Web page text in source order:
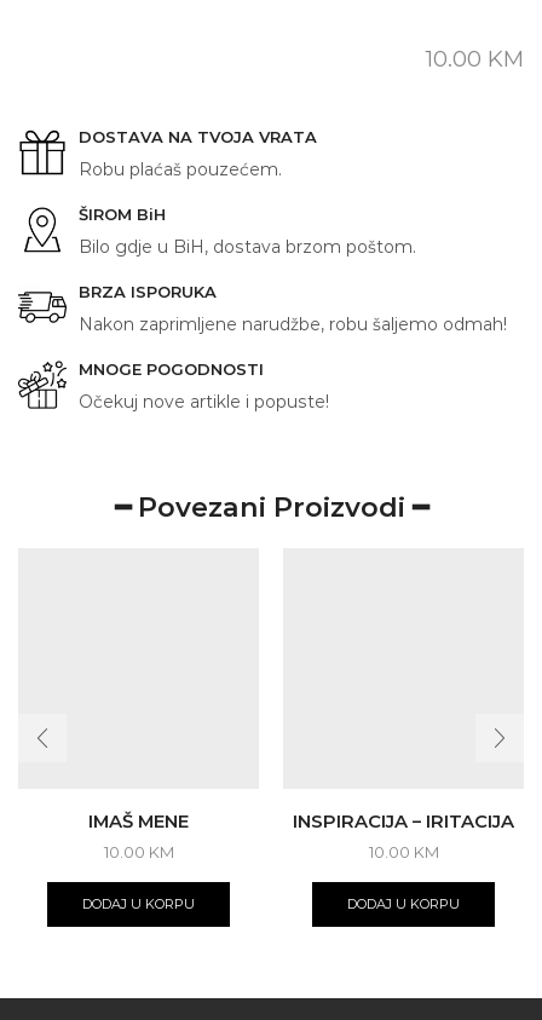
10.00 KM
DOSTAVA NA TVOJA VRATA
Robu plaćaš pouzećem.
ŠIROM BiH
Bilo gdje u BiH, dostava brzom poštom.
BRZA ISPORUKA
Nakon zaprimljene narudžbe, robu šaljemo odmah!
MNOGE POGODNOSTI
Očekuj nove artikle i popuste!
━ Povezani Proizvodi ━
IMAŠ MENE
10.00 KM
DODAJ U KORPU
INSPIRACIJA – IRITACIJA
10.00 KM
DODAJ U KORPU